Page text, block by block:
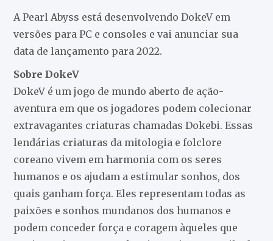
A Pearl Abyss está desenvolvendo DokeV em
versões para PC e consoles e vai anunciar sua
data de lançamento para 2022.
Sobre DokeV
DokeV é um jogo de mundo aberto de ação-
aventura em que os jogadores podem colecionar
extravagantes criaturas chamadas Dokebi. Essas
lendárias criaturas da mitologia e folclore
coreano vivem em harmonia com os seres
humanos e os ajudam a estimular sonhos, dos
quais ganham força. Eles representam todas as
paixões e sonhos mundanos dos humanos e
podem conceder força e coragem àqueles que